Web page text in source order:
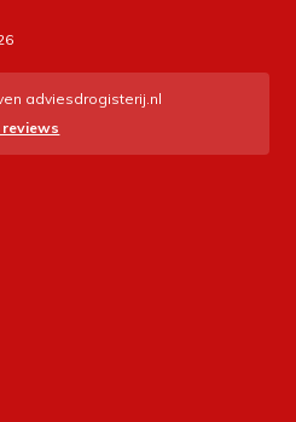
adviesdrogisterij.nl
reviews